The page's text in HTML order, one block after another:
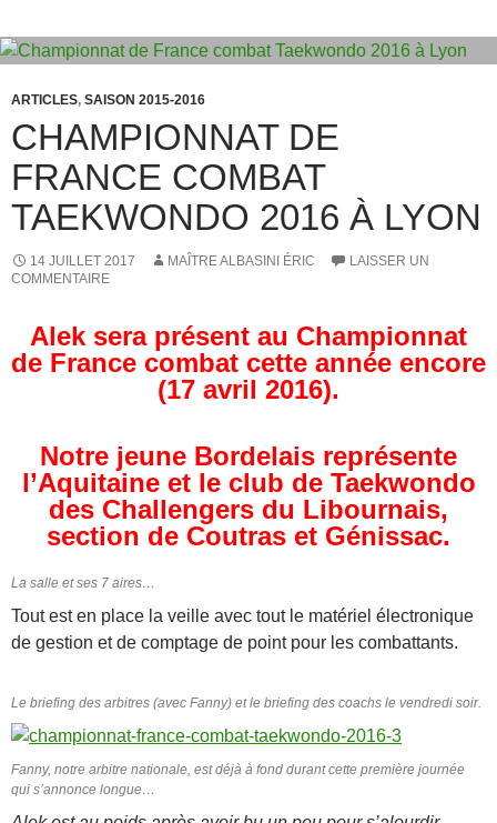
o
k
n
ARTICLES, SAISON 2015-2016
CHAMPIONNAT DE
FRANCE COMBAT
TAEKWONDO 2016 À LYON
14 JUILLET 2017 MAÎTRE ALBASINI ÉRIC
LAISSER UN
COMMENTAIRE
Alek sera présent au Championnat
de France combat cette année encore
(17 avril 2016).
Notre jeune Bordelais représente
l’Aquitaine et le club de Taekwondo
des Challengers du Libournais,
section de Coutras et Génissac.
La salle et ses 7 aires…
Tout est en place la veille avec tout le matériel électronique
de gestion et de comptage de point pour les combattants.
Le briefing des arbitres (avec Fanny) et le briefing des coachs le vendredi soir.
Fanny, notre arbitre nationale, est déjà à fond durant cette première journée
qui s’annonce longue…